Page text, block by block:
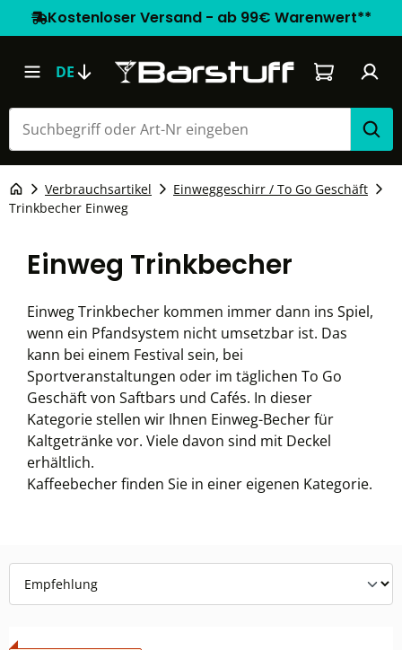
Kostenloser Versand - ab 99€ Warenwert**
DE Warenkorb
Verbrauchsartikel
Einweggeschirr / To Go Geschäft
Trinkbecher Einweg
Einweg Trinkbecher
Einweg Trinkbecher kommen immer dann ins Spiel,
wenn ein Pfandsystem nicht umsetzbar ist. Das
kann bei einem Festival sein, bei
Sportveranstaltungen oder im täglichen To Go
Geschäft von Saftbars und Cafés. In dieser
Kategorie stellen wir Ihnen Einweg-Becher für
Kaltgetränke vor. Viele davon sind mit Deckel
erhältlich.
Kaffeebecher finden Sie in einer eigenen Kategorie.